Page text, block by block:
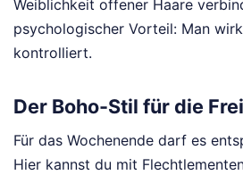
Weiblichkeit offener Haare
psychologischer Vorteil: Man
kontrolliert.
Der Boho-Stil für die
Für das Wochenende darf es
Hier kannst du mit